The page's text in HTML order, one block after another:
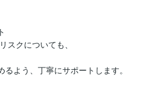
よう、丁寧にサポートします。